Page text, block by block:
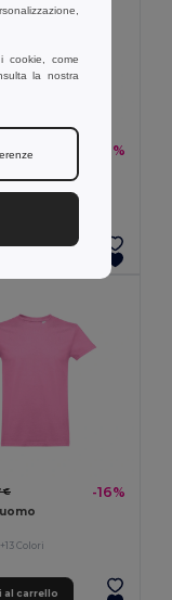
€ -32%
€ -16%
+13 Colori
al carrello
cookie, come
la nostra